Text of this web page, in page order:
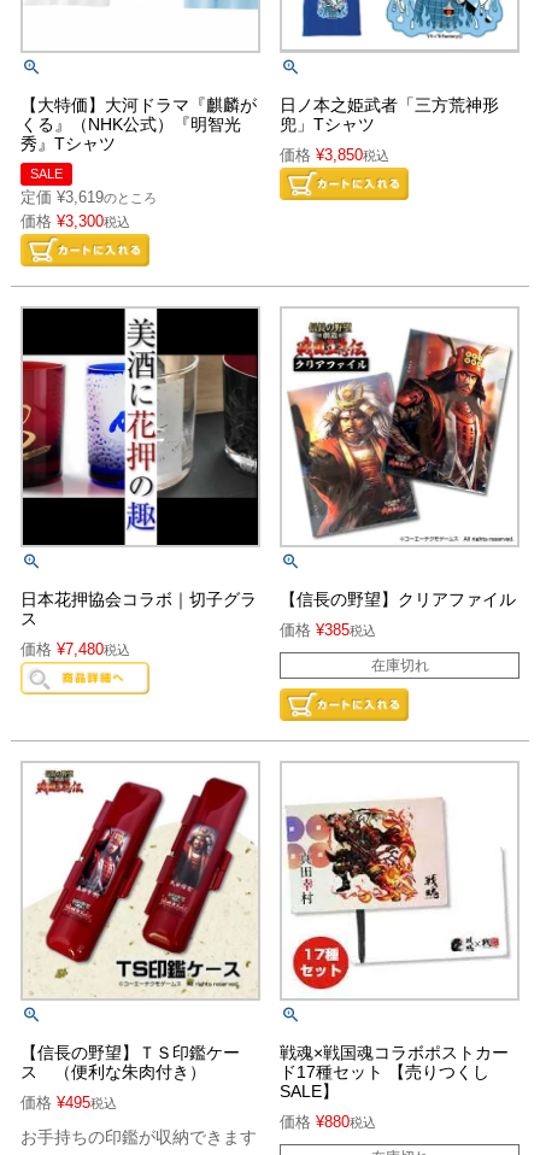
【大特価】大河ドラマ『麒麟が
くる』（NHK公式）『明智光
秀』Tシャツ
SALE
定価 ¥3,619のところ
価格 ¥3,300税込
日ノ本之姫武者「三方荒神形
兜」Tシャツ
価格 ¥3,850税込
日本花押協会コラボ｜切子グラ
ス
価格 ¥7,480税込
【信長の野望】クリアファイル
価格 ¥385税込
在庫切れ
【信長の野望】ＴＳ印鑑ケー
ス （便利な朱肉付き）
価格 ¥495税込
お手持ちの印鑑が収納できます
戦魂×戦国魂コラボポストカー
ド17種セット 【売りつくし
SALE】
価格 ¥880税込